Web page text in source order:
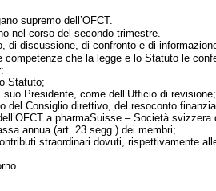
supremo dell’OFCT.
nel corso del secondo trimestre.
di discussione, di confronto e di
competenze che la legge e lo Statuto le
Statuto;
Presidente, come dell’Ufficio di revisione;
del Consiglio direttivo, del resoconto
a pharmaSuisse – Società
annua (art. 23 segg.) dei membri;
straordinari dovuti, rispettivamente